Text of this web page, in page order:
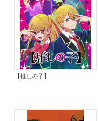
【推しの子】